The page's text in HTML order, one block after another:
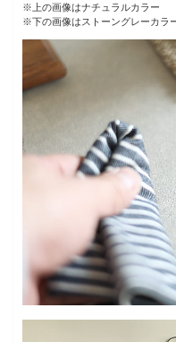
※上の画像はナチュラルカラー
※下の画像はストーングレーカラ